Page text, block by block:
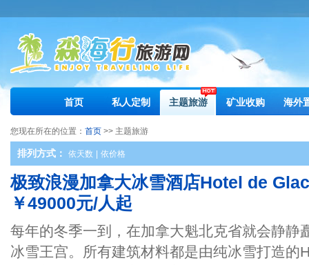
首页 私人定制 主题旅游 矿业收购 海外
您现在所在的位置： 首页 >> 主题旅游
排列方式： 依天数 依价格
极致浪漫加拿大冰雪酒店Hotel de
￥49000元/人起
每年的冬季一到，在加拿大魁北克省就会静静
冰雪王宫。所有建筑材料都是由纯冰雪打造的